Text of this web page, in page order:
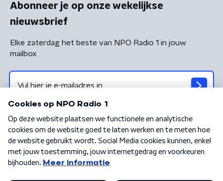
Abonneer je op onze wekelijkse
nieuwsbrief
Elke zaterdag het beste van NPO Radio 1 in jouw
mailbox
Algemene voorwaarden